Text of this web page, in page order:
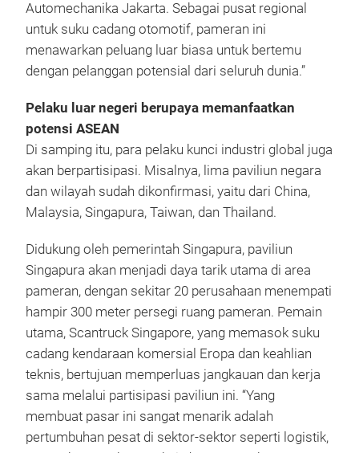
Automechanika Jakarta. Sebagai pusat regional
untuk suku cadang otomotif, pameran ini
menawarkan peluang luar biasa untuk bertemu
dengan pelanggan potensial dari seluruh dunia.”
Pelaku luar negeri berupaya memanfaatkan
potensi ASEAN
Di samping itu, para pelaku kunci industri global juga
akan berpartisipasi. Misalnya, lima paviliun negara
dan wilayah sudah dikonfirmasi, yaitu dari China,
Malaysia, Singapura, Taiwan, dan Thailand.
Didukung oleh pemerintah Singapura, paviliun
Singapura akan menjadi daya tarik utama di area
pameran, dengan sekitar 20 perusahaan menempati
hampir 300 meter persegi ruang pameran. Pemain
utama, Scantruck Singapore, yang memasok suku
cadang kendaraan komersial Eropa dan keahlian
teknis, bertujuan memperluas jangkauan dan kerja
sama melalui partisipasi paviliun ini. “Yang
membuat pasar ini sangat menarik adalah
pertumbuhan pesat di sektor-sektor seperti logistik,